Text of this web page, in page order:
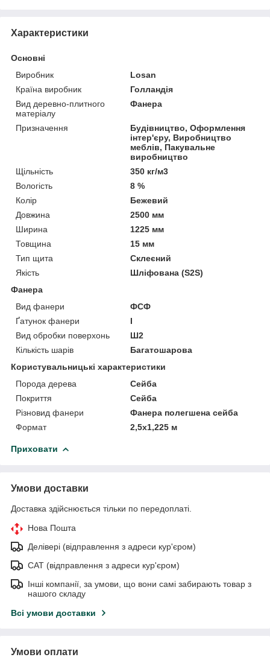
Характеристики
Основні
Виробник
Losan
Країна виробник
Голландія
Вид деревно-плитного
матеріалу
Фанера
Призначення
Будівництво, Оформлення
інтер'єру, Виробництво
меблів, Пакувальне
виробництво
Щільність
350 кг/м3
Вологість
8 %
Колір
Бежевий
Довжина
2500 мм
Ширина
1225 мм
Товщина
15 мм
Тип щита
Склеєний
Якість
Шліфована (S2S)
Фанера
Вид фанери
ФСФ
Ґатунок фанери
I
Вид обробки поверхонь
Ш2
Кількість шарів
Багатошарова
Користувальницькі характеристики
Порода дерева
Сейба
Покриття
Сейба
Різновид фанери
Фанера полегшена сейба
Формат
2,5х1,225 м
Приховати
Умови доставки
Доставка здійснюється тільки по передоплаті.
Нова Пошта
Делівері (відправлення з адреси кур'єром)
САТ (відправлення з адреси кур'єром)
Інші компанії, за умови, що вони самі забирають товар з
нашого складу
Всі умови доставки
Умови оплати